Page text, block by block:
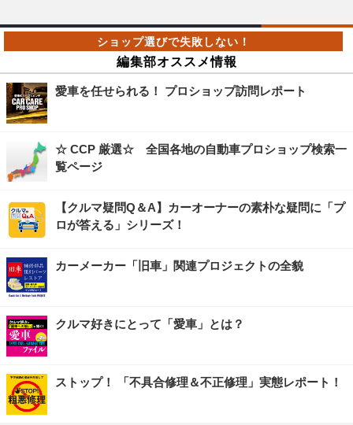
編集部オススメ情報
愛車を任せられる！ プロショップ訪問レポート
☆ CCP 厳選☆ 全国各地の自動車プロショップ検索一
覧ページ
【クルマ疑問Q＆A】カーオーナーの素朴な疑問に「プ
ロが答える」シリーズ！
カーメーカー「旧車」関連プロジェクトの全貌
クルマ好きにとって「愛車」とは？
ストップ！ 「不具合修理＆不正修理」実態レポート！